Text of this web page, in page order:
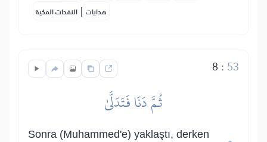
النفحات المكية | هدايات
8 : 53
ثُمَّ دَنَا فَتَدَلَّىٰ
Sonra (Muhammed'e) yaklaştı, derken